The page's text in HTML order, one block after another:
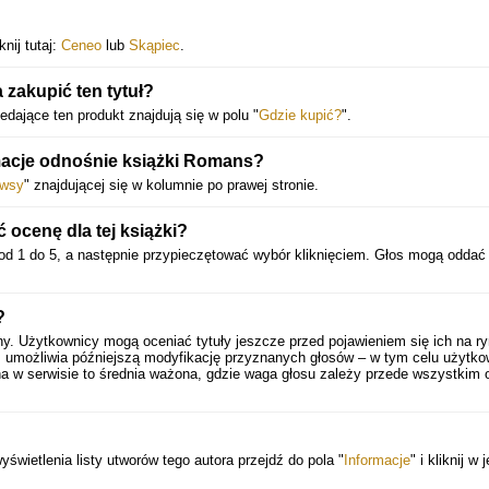
tutaj: Ceneo lub Skąpiec.
ten tytuł?
ten produkt znajdują się w polu "Gdzie kupić?".
odnośnie książki Romans?
" znajdującej się w kolumnie po prawej stronie.
ocenę dla tej książki?
1 do 5, a następnie przypieczętować wybór kliknięciem. Głos mogą
Użytkownicy mogą oceniać tytuły jeszcze przed pojawieniem się ich na
późniejszą modyfikację przyznanych głosów – w tym celu
w serwisie to średnia ważona, gdzie waga głosu zależy przede wszystkim
listy utworów tego autora przejdź do pola " Informacje" i kliknij w